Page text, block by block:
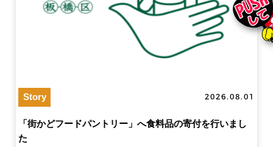
Story 2026.08.01
「街かどフードパントリー」へ食料品の寄付を行いまし
た